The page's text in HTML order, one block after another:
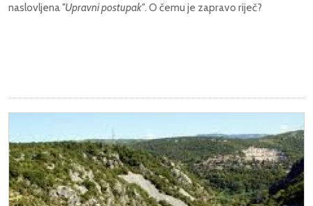
naslovljena''Upravni postupak''. O čemu je zapravo riječ?